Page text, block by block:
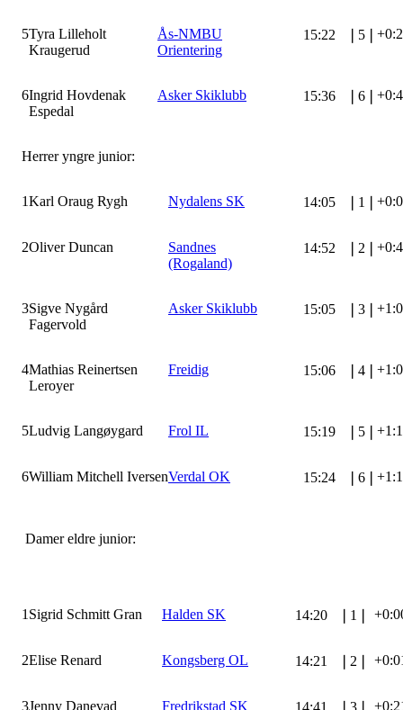
5Tyra Lilleholt
Kraugerud
Ås-NMBU
Orientering
15:22 5
6Ingrid Hovdenak
Espedal
Asker Skiklubb 15:36 6
Herrer yngre junior:
1Karl Oraug Rygh Nydalens SK 14:05 1
2Oliver Duncan
Sandnes
(Rogaland)
14:52 2
3Sigve Nygård
Fagervold
Asker Skiklubb 15:05 3
4Mathias Reinertsen
Leroyer
Freidig 15:06 4
5Ludvig Langøygard Frol IL 15:19 5
6William Mitchell IversenVerdal OK 15:24 6
Damer eldre junior:
1 Sigrid Schmitt Gran Halden SK 14:20 1
2Elise Renard Kongsberg OL 14:21 2
3Jenny Danevad Fredrikstad SK 14:41 3